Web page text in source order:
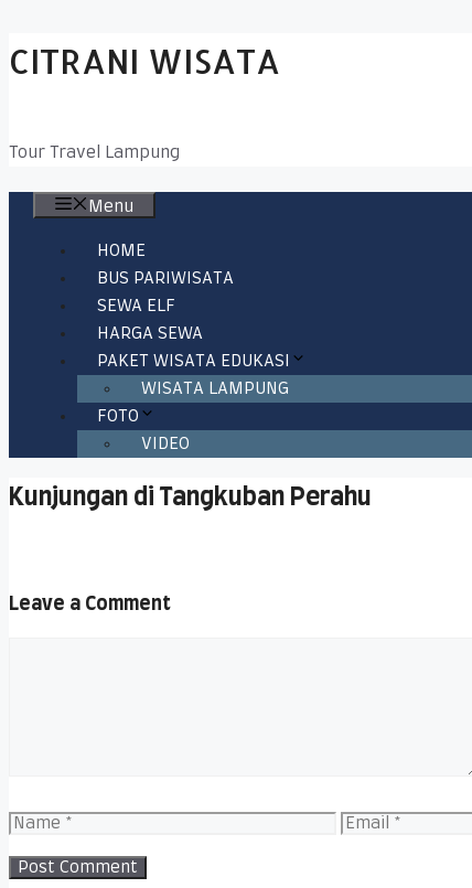
Skip
to
CITRANI WISATA
Tour Travel Lampung
Menu
HOME
BUS PARIWISATA
SEWA ELF
HARGA SEWA
PAKET WISATA EDUKASI
WISATA LAMPUNG
FOTO
VIDEO
Kunjungan di Tangkuban Perahu
Leave a Comment
Name Email